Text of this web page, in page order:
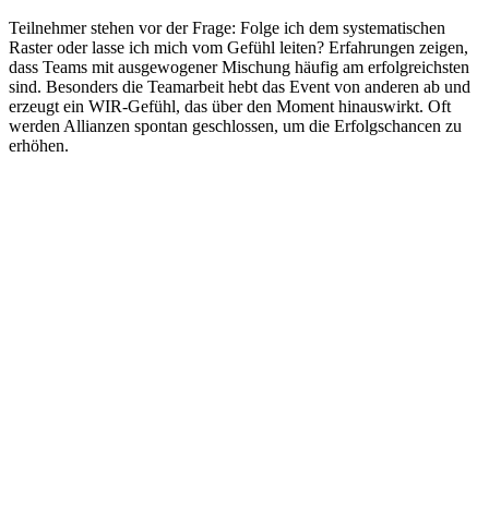
Teilnehmer stehen vor der Frage: Folge ich dem systematischen
Raster oder lasse ich mich vom Gefühl leiten? Erfahrungen zeigen,
dass Teams mit ausgewogener Mischung häufig am erfolgreichsten
sind. Besonders die Teamarbeit hebt das Event von anderen ab und
erzeugt ein WIR-Gefühl, das über den Moment hinauswirkt. Oft
werden Allianzen spontan geschlossen, um die Erfolgschancen zu
erhöhen.